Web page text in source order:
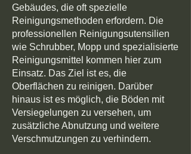
Gebäudes, die oft spezielle
Reinigungsmethoden erfordern. Die
professionellen Reinigungsutensilien
wie Schrubber, Mopp und spezialisierte
Reinigungsmittel kommen hier zum
Einsatz. Das Ziel ist es, die
Oberflächen zu reinigen. Darüber
hinaus ist es möglich, die Böden mit
Versiegelungen zu versehen, um
zusätzliche Abnutzung und weitere
Verschmutzungen zu verhindern.